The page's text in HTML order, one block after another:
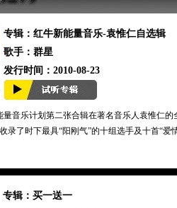
专辑：红牛新能量音乐-袁惟仁自选辑
歌手：群星
发行时间：2010-08-23
音乐计划第二张合辑在著名音乐人袁惟仁的
录了时下最具“阳刚气”的十组选手及十首“爱
专辑：买一送一